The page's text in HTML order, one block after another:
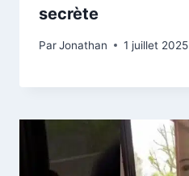
secrète
ParJonathan 1 juillet 2025